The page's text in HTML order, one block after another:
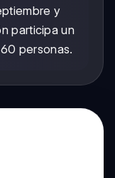
y
participa un
personas.